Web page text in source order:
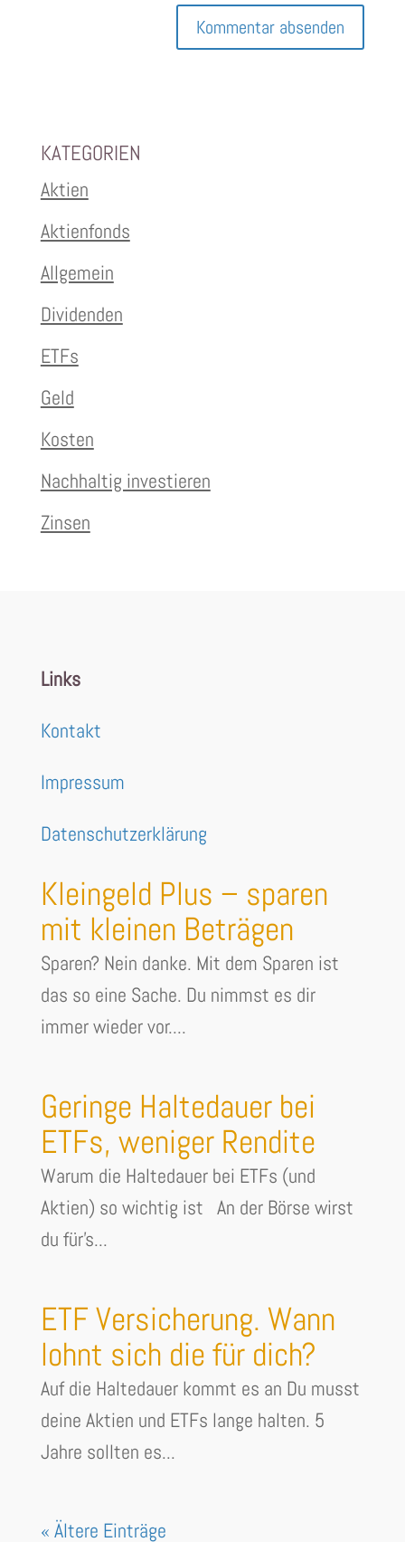
KATEGORIEN
Aktien
Aktienfonds
Allgemein
Dividenden
ETFs
Geld
Kosten
Nachhaltig investieren
Zinsen
Links
Kontakt
Impressum
Datenschutzerklärung
Kleingeld Plus – sparen
mit kleinen Beträgen
Sparen? Nein danke. Mit dem Sparen ist
das so eine Sache. Du nimmst es dir
immer wieder vor....
Geringe Haltedauer bei
ETFs, weniger Rendite
Warum die Haltedauer bei ETFs (und
Aktien) so wichtig ist An der Börse wirst
du für's...
ETF Versicherung. Wann
lohnt sich die für dich?
Auf die Haltedauer kommt es an Du musst
deine Aktien und ETFs lange halten. 5
Jahre sollten es...
« Ältere Einträge